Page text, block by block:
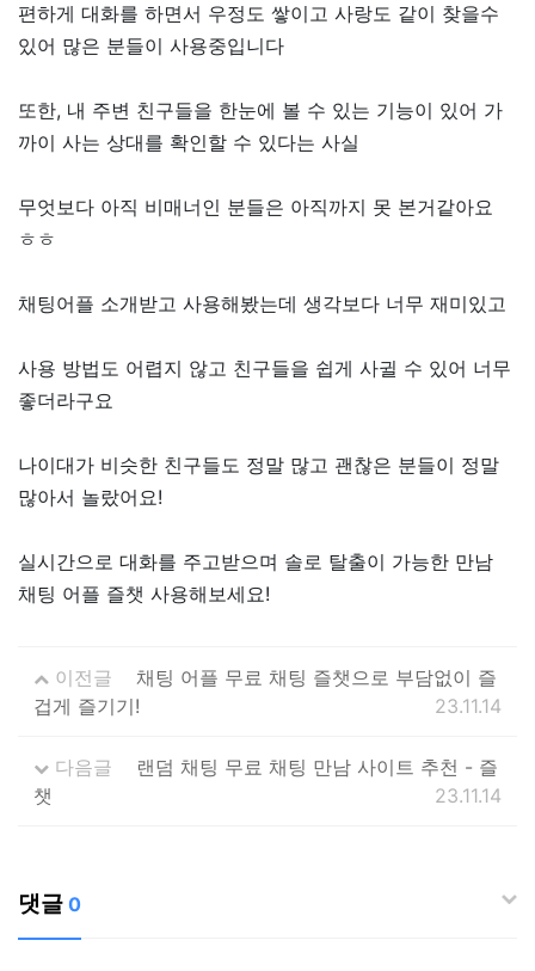
편하게 대화를 하면서 우정도 쌓이고 사랑도 같이 찾을수
있어 많은 분들이 사용중입니다
또한, 내 주변 친구들을 한눈에 볼 수 있는 기능이 있어 가
까이 사는 상대를 확인할 수 있다는 사실
무엇보다 아직 비매너인 분들은 아직까지 못 본거같아요
ㅎㅎ
채팅어플 소개받고 사용해봤는데 생각보다 너무 재미있고
사용 방법도 어렵지 않고 친구들을 쉽게 사귈 수 있어 너무
좋더라구요
나이대가 비슷한 친구들도 정말 많고 괜찮은 분들이 정말
많아서 놀랐어요!
실시간으로 대화를 주고받으며 솔로 탈출이 가능한 만남
채팅 어플 즐챗 사용해보세요!
이전글
채팅 어플 무료 채팅 즐챗으로 부담없이 즐
겁게 즐기기!
23.11.14
다음글
랜덤 채팅 무료 채팅 만남 사이트 추천 - 즐
챗
23.11.14
댓글 0